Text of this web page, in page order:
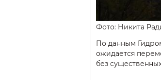
Фото: Никита
По данным
ожидается
без